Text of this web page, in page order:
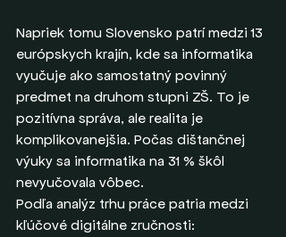
Napriek tomu Slovensko patrí medzi 13
európskych krajín, kde sa informatika
vyučuje ako samostatný povinný
predmet na druhom stupni ZŠ. To je
pozitívna správa, ale realita je
komplikovanejšia. Počas dištančnej
výuky sa informatika na 31 % škôl
nevyučovala vôbec.
Podľa analýz trhu práce patria medzi
kľúčové digitálne zručnosti: